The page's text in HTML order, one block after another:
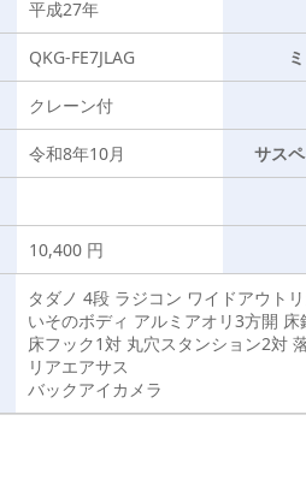
平成27年
QKG-FE7JLAG
クレーン付
令和8年10月 サス
10,400 円
タダノ 4段 ラジコン ワイドアウト
いそのボディ アルミアオリ3方開 床
床フック1対 丸穴スタンション2対
リアエアサス
バックアイカメラ